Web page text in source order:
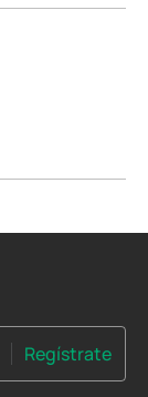
Regístrate